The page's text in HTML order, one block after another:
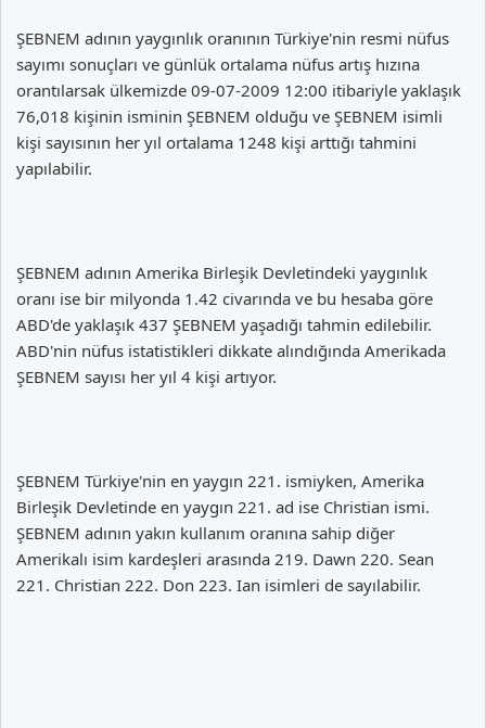
ŞEBNEM adının yaygınlık oranının Türkiye'nin resmi nüfus
sayımı sonuçları ve günlük ortalama nüfus artış hızına
orantılarsak ülkemizde 09-07-2009 12:00 itibariyle yaklaşık
76,018 kişinin isminin ŞEBNEM olduğu ve ŞEBNEM isimli
kişi sayısının her yıl ortalama 1248 kişi arttığı tahmini
yapılabilir.
ŞEBNEM adının Amerika Birleşik Devletindeki yaygınlık
oranı ise bir milyonda 1.42 civarında ve bu hesaba göre
ABD'de yaklaşık 437 ŞEBNEM yaşadığı tahmin edilebilir.
ABD'nin nüfus istatistikleri dikkate alındığında Amerikada
ŞEBNEM sayısı her yıl 4 kişi artıyor.
ŞEBNEM Türkiye'nin en yaygın 221. ismiyken, Amerika
Birleşik Devletinde en yaygın 221. ad ise Christian ismi.
ŞEBNEM adının yakın kullanım oranına sahip diğer
Amerikalı isim kardeşleri arasında 219. Dawn 220. Sean
221. Christian 222. Don 223. Ian isimleri de sayılabilir.